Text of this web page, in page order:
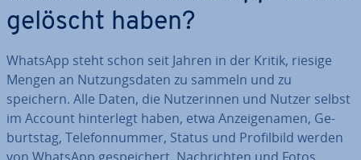
gelöscht haben?
WhatsApp steht schon seit Jahren in der Kritik, riesige
Mengen an Nut­zungs­da­ten zu sammeln und zu
speichern. Alle Daten, die Nut­ze­rin­nen und Nutzer selbst
im Account hin­ter­legt haben, etwa An­zei­ge­na­men, Ge­
burts­tag, Te­le­fon­num­mer, Status und Pro­fil­bild werden